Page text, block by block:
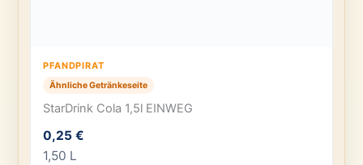
PFANDPIRAT
Ähnliche Getränkeseite
StarDrink Cola 1,5l EINWEG
0,25 €
1,50 L